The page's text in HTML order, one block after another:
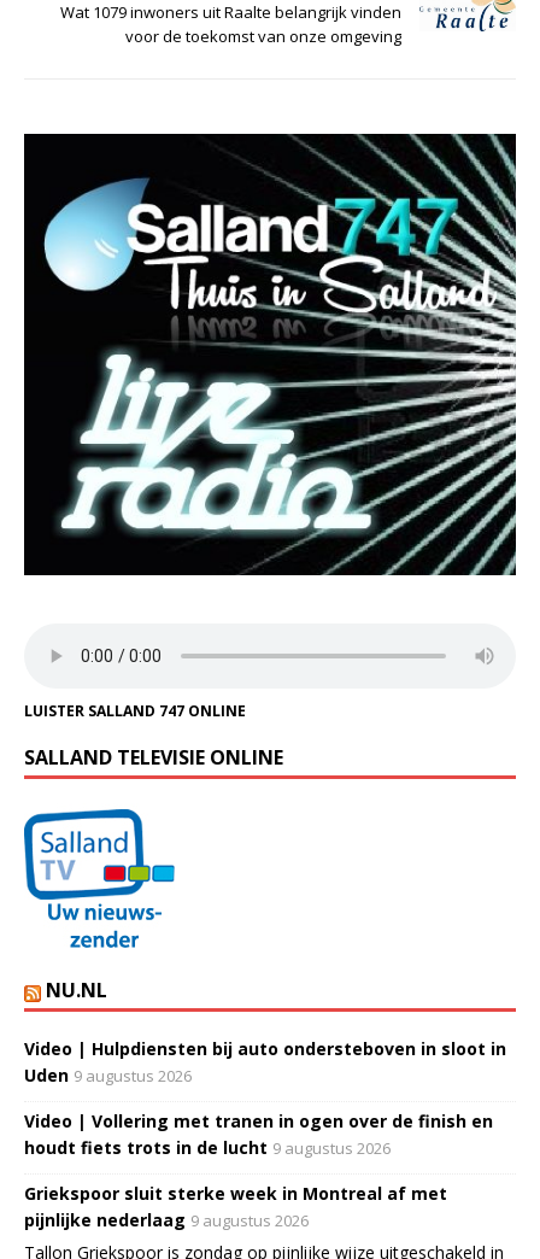
Wat 1079 inwoners uit Raalte belangrijk vinden
voor de toekomst van onze omgeving
LUISTER SALLAND 747 ONLINE
SALLAND TELEVISIE ONLINE
NU.NL
Video | Hulpdiensten bij auto ondersteboven in sloot in
Uden 9 augustus 2026
Video | Vollering met tranen in ogen over de finish en
houdt fiets trots in de lucht 9 augustus 2026
Griekspoor sluit sterke week in Montreal af met
pijnlijke nederlaag 9 augustus 2026
Tallon Griekspoor is zondag op pijnlijke wijze uitgeschakeld in